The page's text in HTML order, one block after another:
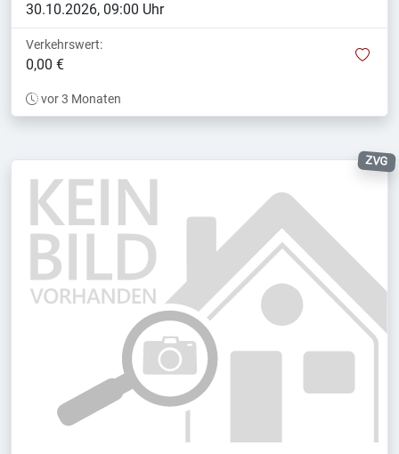
30.10.2026, 09:00 Uhr
Verkehrswert:
0,00 €
vor 3 Monaten
ZVG